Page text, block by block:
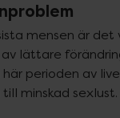
mensen är det
lättare
perioden av
minskad sexlust.